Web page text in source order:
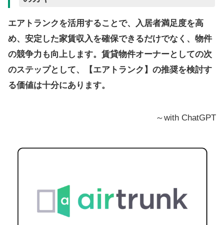
エアトランクを活用することで、入居者満足度を高
め、安定した家賃収入を確保できるだけでなく、物件
の競争力も向上します。賃貸物件オーナーとしての次
のステップとして、【エアトランク】の推奨を検討す
る価値は十分にあります。
～with ChatGPT